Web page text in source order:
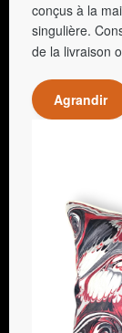
conçus à la
singulière.
de la livraison
Agrandir